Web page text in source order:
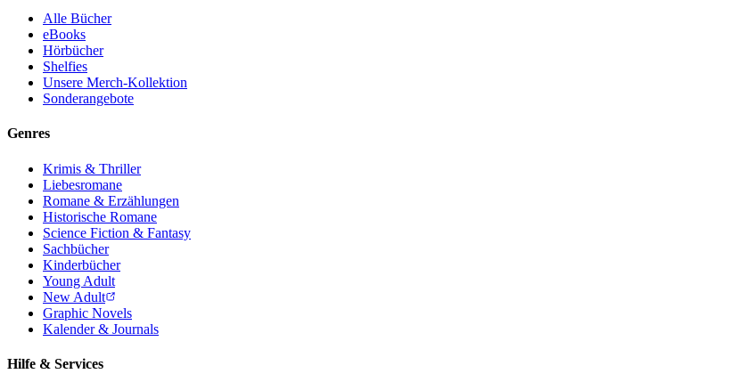
Alle Bücher
eBooks
Hörbücher
Shelfies
Unsere Merch-Kollektion
Sonderangebote
Genres
Krimis & Thriller
Liebesromane
Romane & Erzählungen
Historische Romane
Science Fiction & Fantasy
Sachbücher
Kinderbücher
Young Adult
New Adult
Graphic Novels
Kalender & Journals
Hilfe & Services